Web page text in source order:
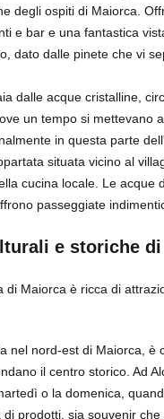
degli ospiti di Maiorca.
e bar e una fantastica
dato dalle pinete che vi
dalle acque cristalline,
un tempo si mettevano
in questa parte
situata vicino al
cucina locale. Le acque
passeggiate
e storiche di
Maiorca è ricca di
nel nord-est di Maiorca, è
il centro storico. Ad
o la domenica,
prodotti, sia souvenir